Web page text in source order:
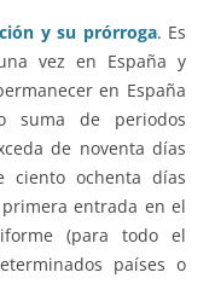
y su prórroga. Es
vez en España y
en España
suma de periodos
de noventa días
ciento ochenta días
entrada en el
(para todo el
países o